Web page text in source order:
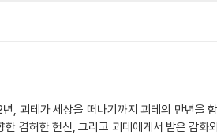
테가 세상을 떠나기까지 괴테의 만년을 함
겸허한 헌신, 그리고 괴테에게서 받은 감